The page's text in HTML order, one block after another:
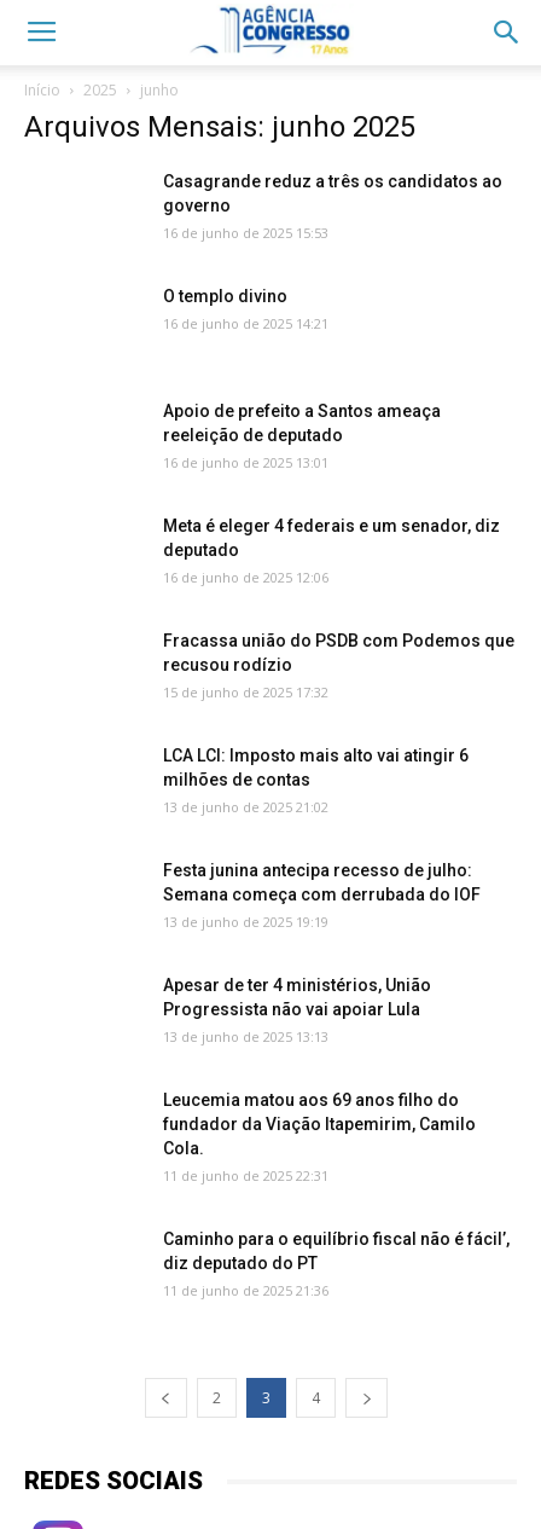
Início 2025 junho
Arquivos Mensais: junho 2025
Casagrande reduz a três os candidatos ao
governo
16 de junho de 2025 15:53
O templo divino
16 de junho de 2025 14:21
Apoio de prefeito a Santos ameaça
reeleição de deputado
16 de junho de 2025 13:01
Meta é eleger 4 federais e um senador, diz
deputado
16 de junho de 2025 12:06
Fracassa união do PSDB com Podemos que
recusou rodízio
15 de junho de 2025 17:32
LCA LCI: Imposto mais alto vai atingir 6
milhões de contas
13 de junho de 2025 21:02
Festa junina antecipa recesso de julho:
Semana começa com derrubada do IOF
13 de junho de 2025 19:19
Apesar de ter 4 ministérios, União
Progressista não vai apoiar Lula
13 de junho de 2025 13:13
Leucemia matou aos 69 anos filho do
fundador da Viação Itapemirim, Camilo
Cola.
11 de junho de 2025 22:31
Caminho para o equilíbrio fiscal não é fácil’,
diz deputado do PT
11 de junho de 2025 21:36
2 3 4
REDES SOCIAIS